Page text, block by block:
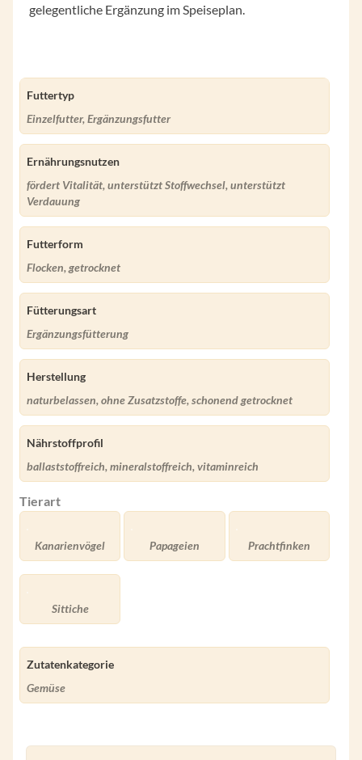
gelegentliche Ergänzung im Speiseplan.
Futtertyp
Einzelfutter, Ergänzungsfutter
Ernährungsnutzen
fördert Vitalität, unterstützt Stoffwechsel, unterstützt
Verdauung
Futterform
Flocken, getrocknet
Fütterungsart
Ergänzungsfütterung
Herstellung
naturbelassen, ohne Zusatzstoffe, schonend getrocknet
Nährstoffprofil
ballaststoffreich, mineralstoffreich, vitaminreich
Tierart
Kanarienvögel Papageien Prachtfinken
Sittiche
Zutatenkategorie
Gemüse